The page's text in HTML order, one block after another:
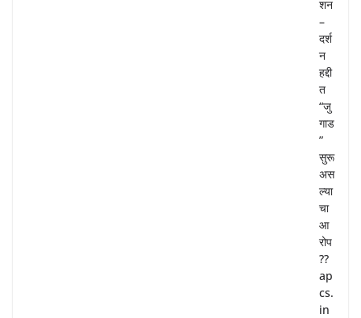
शन
–
दर्श
न
हद्दी
त
“जु
गाड
”
सुरू
अस
ल्या
चा
आ
रोप
??
ap
cs.
in